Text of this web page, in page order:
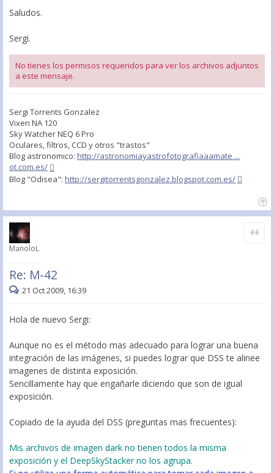
Saludos.
Sergi.
No tienes los permisos requeridos para ver los archivos adjuntos
a este mensaje.
Sergi Torrents Gonzalez
Vixen NA 120
Sky Watcher NEQ 6 Pro
Oculares, filtros, CCD y otros "trastos"
Blog astronomico: http://astronomiayastrofotografiaaamate ...
ot.com.es/
Blog "Odisea": http://sergitorrentsgonzalez.blogspot.com.es/
ManoloL
Re: M-42
Citar
21 Oct 2009, 16:39
Hola de nuevo Sergi:
Aunque no es el método mas adecuado para lograr una buena
integración de las imágenes, si puedes lograr que DSS te alinee
imagenes de distinta exposición.
Sencillamente hay que engañarle diciendo que son de igual
exposición.
Copiado de la ayuda del DSS (preguntas mas frecuentes):
Mis archivos de imagen dark no tienen todos la misma
exposición y el DeepSkyStacker no los agrupa.